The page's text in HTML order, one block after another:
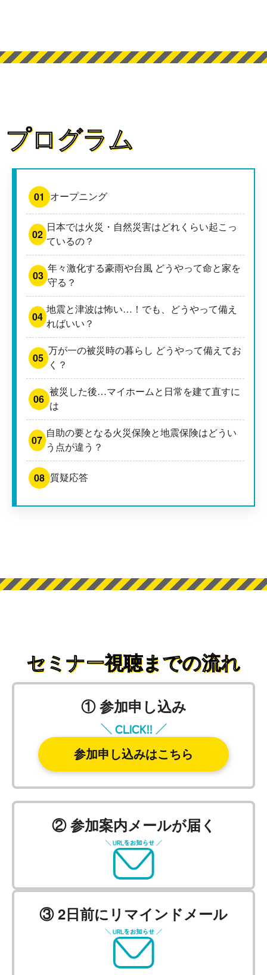
プログラム
01 オープニング
02
日本では火災・自然災害はどれくらい起こっ
ているの？
03
年々激化する豪雨や台風 どうやって命と家を
守る？
04
地震と津波は怖い…！でも、どうやって備え
ればいい？
05
万が一の被災時の暮らし どうやって備えてお
く？
06
被災した後…マイホームと日常を建て直すに
は
07
自助の要となる火災保険と地震保険はどうい
う点が違う？
08 質疑応答
セミナー視聴までの流れ
① 参加申し込み
参加申し込みはこちら
② 参加案内メールが届く
③ 2日前にリマインドメール